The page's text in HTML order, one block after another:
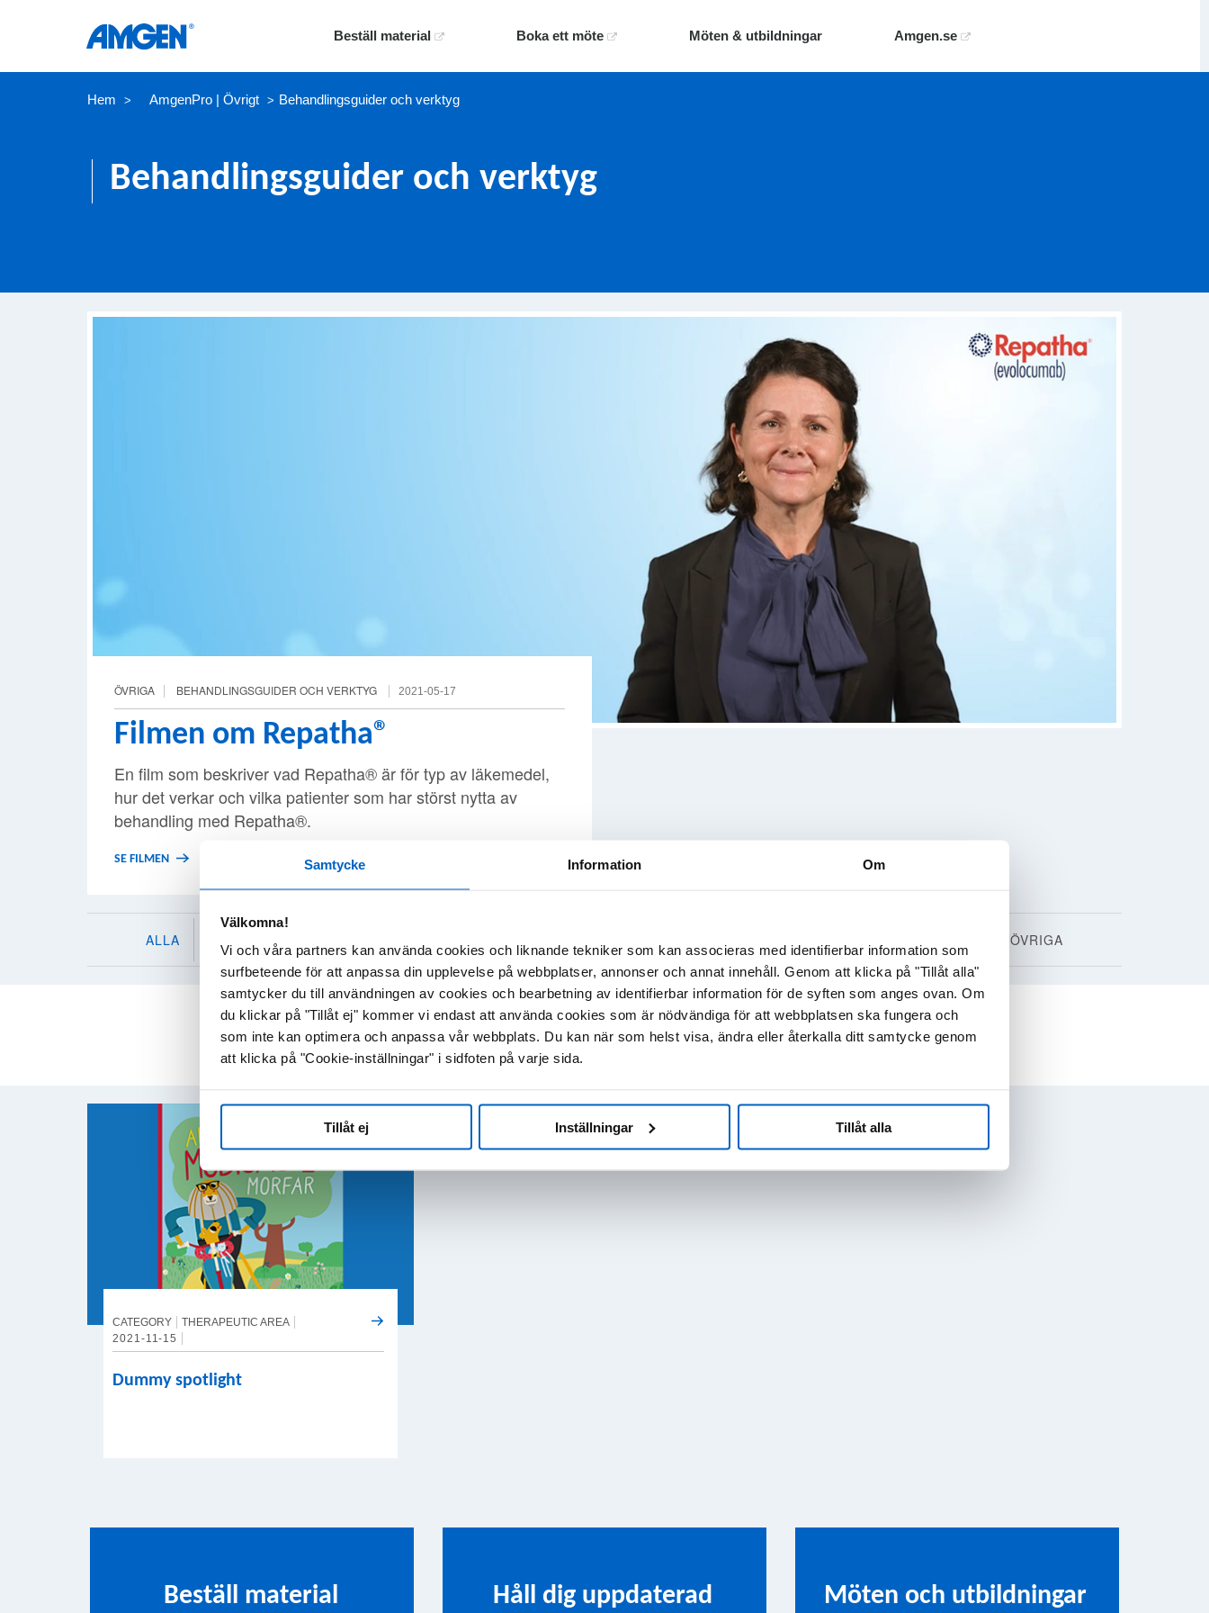
Samtycke Information Om
Välkomna!
Vi och våra partners kan använda cookies och liknande tekniker som kan associeras med identifierbar information som
surfbeteende för att anpassa din upplevelse på webbplatser, annonser och annat innehåll. Genom att klicka på "Tillåt alla"
samtycker du till användningen av cookies och bearbetning av identifierbar information för de syften som anges ovan. Om
du klickar på "Tillåt ej" kommer vi endast att använda cookies som är nödvändiga för att webbplatsen ska fungera och
som inte kan optimera och anpassa vår webbplats. Du kan när som helst visa, ändra eller återkalla ditt samtycke genom
att klicka på "Cookie-inställningar" i sidfoten på varje sida.
Tillåt ej Inställningar Tillåt alla
Beställ material Boka ett möte Möten & utbildningar Amgen.se
Hem > AmgenPro | Övrigt > Behandlingsguider och verktyg
Behandlingsguider och verktyg
ÖVRIGA BEHANDLINGSGUIDER OCH VERKTYG 2021-05-17
Filmen om Repatha®
En film som beskriver vad Repatha® är för typ av läkemedel,
hur det verkar och vilka patienter som har störst nytta av
behandling med Repatha®.
SE FILMEN
ALLA HEMATOLOGI ÖVRIGA
▼ ▼ VISA RESULTAT RENSA
CATEGORY
THERAPEUTIC AREA
2021-11-15
Dummy spotlight
Beställ material Håll dig uppdaterad Möten och utbildningar